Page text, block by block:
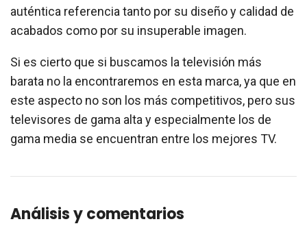
auténtica referencia tanto por su diseño y calidad de
acabados como por su insuperable imagen.
Si es cierto que si buscamos la televisión más
barata no la encontraremos en esta marca, ya que en
este aspecto no son los más competitivos, pero sus
televisores de gama alta y especialmente los de
gama media se encuentran entre los mejores TV.
Análisis y comentarios